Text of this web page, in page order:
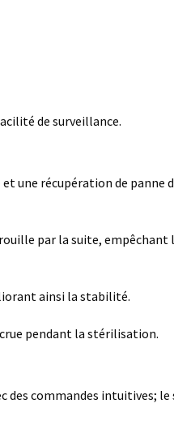
de surveillance.
une récupération de panne
par la suite, empêchant
ainsi la stabilité.
pendant la stérilisation.
des commandes intuitives; le